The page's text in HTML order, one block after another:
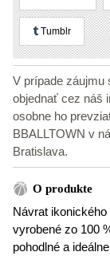
Tumblr
V prípade záujmu
objednať cez náš
osobne ho
BBALLTOWN v
Bratislava.
O produkte
Návrat
vyrobené zo 100
pohodlné a